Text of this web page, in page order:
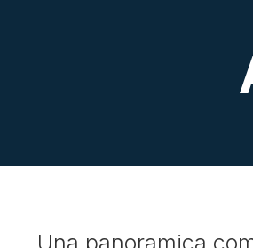
Una panoramica